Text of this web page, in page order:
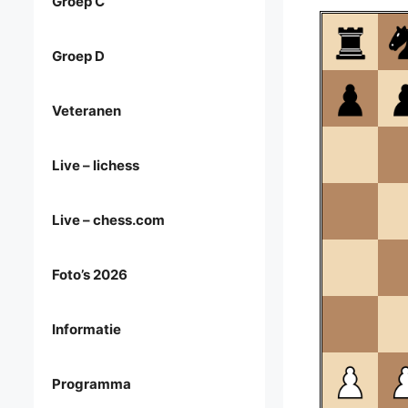
Groep D
Veteranen
Live – lichess
Live – chess.com
Foto’s 2026
Informatie
Programma